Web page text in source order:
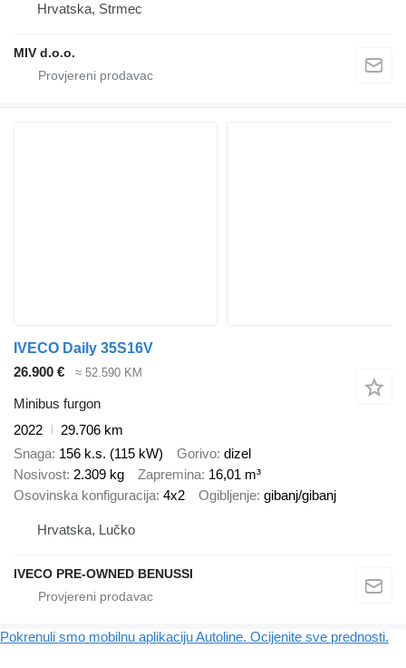
Hrvatska, Strmec
MIV d.o.o.
IVECO Daily 35S16V
26.900 €
≈ 52.590 KM
Minibus furgon
2022
29.706 km
Snaga 156 k.s. (115 kW) Gorivo dizel
Nosivost 2.309 kg Zapremina 16,01 m³
Osovinska konfiguracija 4x2 Ogibljenje gibanj/gibanj
Hrvatska, Lučko
IVECO PRE-OWNED BENUSSI
Pokrenuli smo mobilnu aplikaciju Autoline. Ocijenite sve prednosti.